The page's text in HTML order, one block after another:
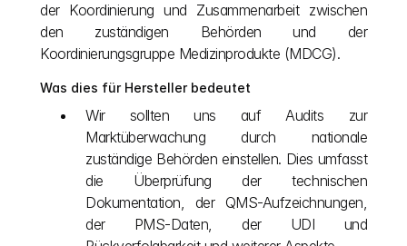
der Koordinierung und Zusammenarbeit zwischen
den zuständigen Behörden und der
Koordinierungsgruppe Medizinprodukte (MDCG).
Was dies für Hersteller bedeutet
Wir sollten uns auf Audits zur
Marktüberwachung durch nationale
zuständige Behörden einstellen. Dies umfasst
die Überprüfung der technischen
Dokumentation, der QMS-Aufzeichnungen,
der PMS-Daten, der UDI und